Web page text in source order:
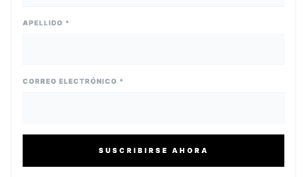
APELLIDO *
CORREO ELECTRÓNICO *
SUSCRIBIRSE AHORA